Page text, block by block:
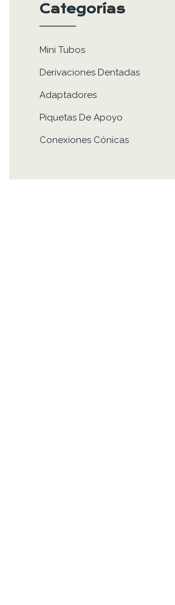
Categorías
Mini Tubos
Derivaciones Dentadas
Adaptadores
Piquetas De Apoyo
Conexiones Cónicas